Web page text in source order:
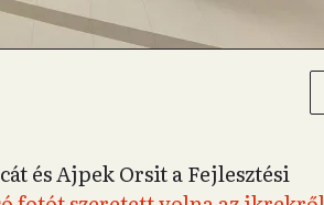
és Ajpek Orsit a Fejlesztési